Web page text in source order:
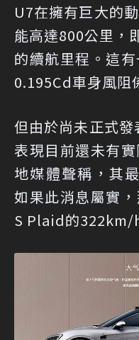
U7在擁有巨大的
能高達800公里，
的續航里程。這
0.195Cd車身風阻
但由於尚未正式
表現目前還未有
地媒體聲稱，其
如果此消息屬實
S Plaid的322km/